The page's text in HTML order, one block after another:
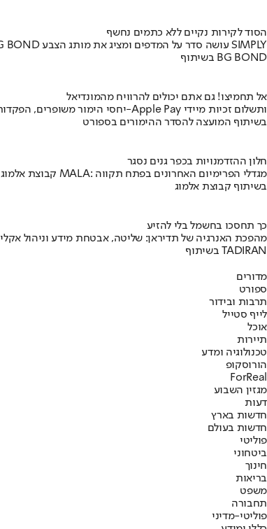
הסוד לקירות נקיים ללא כתמים נחשף
מומחה BG BOND עושה סדר על המדפים ומציג את מותג הצבע SIMPLY
בשיתוף BG BOND
אל תחמיצו! גם אתם יכולים להרוויח מהמונדיאל
יחסי הימור משופרים, הפקדות ב-Apple Pay ותשלום זכיות מיידי
בשיתוף המועצה להסדר ההימורים בספורט
חלון ההזדמנויות בכפר גנים נסגר
קבוצת אלמוג מציגה את פרויקט MALA: מגדלי הפרימיום האחרונים בפתח תקווה
בשיתוף קבוצת אלמוג
כך תחסכו בחשמל בלי להזיע
מהפכת האנרגיה של תדיראן: שליטה, אבטחת מידע וניהול
בשיתוף TADIRAN
מדורים
ספורט
תרבות ובידור
לייף סטייל
אוכל
תיירות
טכנולוגיה ומדע
הורוסקופ
ForReal
מגזין השבוע
דעות
חדשות בארץ
חדשות בעולם
פוליטי
ביטחוני
חינוך
בריאות
משפט
תחבורה
פוליטי-מדיני